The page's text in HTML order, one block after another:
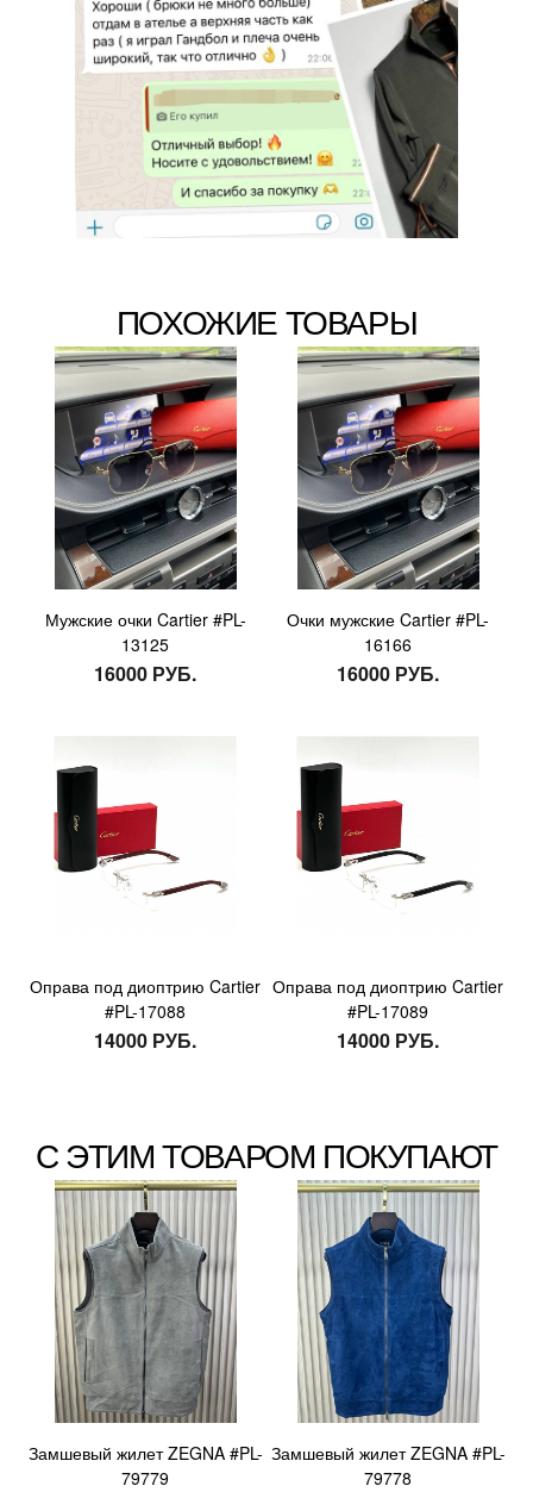
ПОХОЖИЕ ТОВАРЫ
Мужские очки Cartier #PL-
13125
16000 РУБ.
Очки мужские Cartier #PL-
16166
16000 РУБ.
Оправа под диоптрию Cartier
#PL-17088
14000 РУБ.
Оправа под диоптрию Cartier
#PL-17089
14000 РУБ.
С ЭТИМ ТОВАРОМ ПОКУПАЮТ
Замшевый жилет ZEGNA #PL-
79779
Замшевый жилет ZEGNA #PL-
79778